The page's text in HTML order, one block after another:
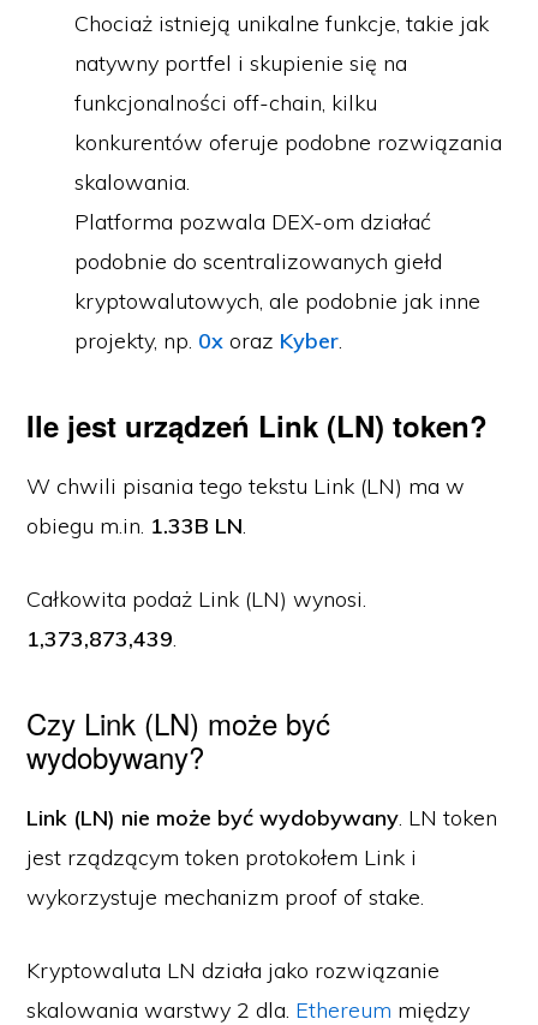
Chociaż istnieją unikalne funkcje, takie jak
natywny portfel i skupienie się na
funkcjonalności off-chain, kilku
konkurentów oferuje podobne rozwiązania
skalowania.
Platforma pozwala DEX-om działać
podobnie do scentralizowanych giełd
kryptowalutowych, ale podobnie jak inne
projekty, np. 0x oraz Kyber.
Ile jest urządzeń Link (LN) token?
W chwili pisania tego tekstu Link (LN) ma w
obiegu m.in. 1.33B LN.
Całkowita podaż Link (LN) wynosi.
1,373,873,439.
Czy Link (LN) może być
wydobywany?
Link (LN) nie może być wydobywany. LN token
jest rządzącym token protokołem Link i
wykorzystuje mechanizm proof of stake.
Kryptowaluta LN działa jako rozwiązanie
skalowania warstwy 2 dla. Ethereum między